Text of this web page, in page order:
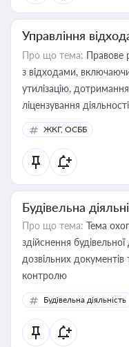
Управління
Про що тема: Правове
з відходами,
утилізацію,
ліцензування діяльності
ЖКГ, ОСББ
Будівельна
Про що тема: Тема
здійснення
дозвільних
контролю
Будівельна діяльність